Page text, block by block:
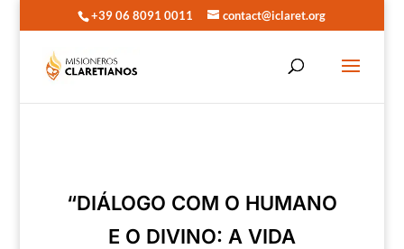
+39 06 8091 0011 contact@iclaret.org
“DIÁLOGO COM O HUMANO
E O DIVINO: A VIDA